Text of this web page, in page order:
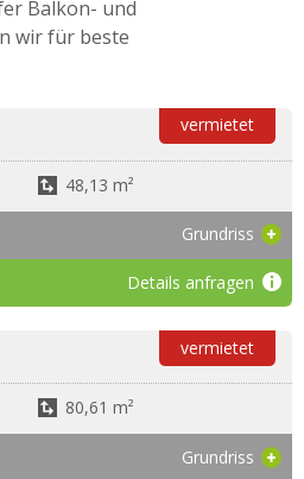
Balkon- und
wir für beste
48,13 m²
vermietet
Grundriss
Details anfragen
80,61 m²
vermietet
Grundriss